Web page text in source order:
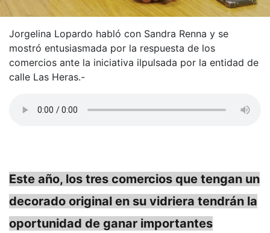
Jorgelina Lopardo habló con Sandra Renna y se
mostró entusiasmada por la respuesta de los
comercios ante la iniciativa ilpulsada por la entidad de
calle Las Heras.-
Este año, los tres comercios que tengan un
decorado original en su vidriera tendrán la
oportunidad de ganar importantes